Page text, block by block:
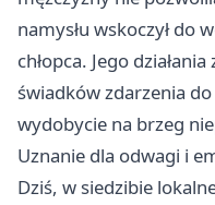
namysłu wskoczył do
chłopca. Jego
świadków zdarzenia
wydobycie na brzeg
Uznanie dla odwagi i
Dziś, w siedzibie